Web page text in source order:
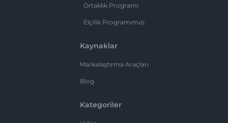
Ortaklık Programı
Elçilik Programımızı
Kaynaklar
Markalaştırma Araçları
Blog
Kategoriler